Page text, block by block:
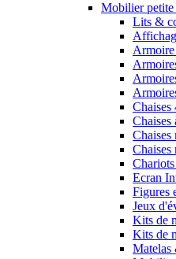
Mobilier petite
Lits &
Chaises
Chaises
Chaises
Chaises
Ecran
Figures
Jeux
Kits de
Kits de
Matelas